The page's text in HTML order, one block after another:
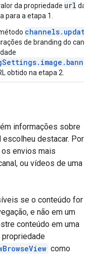
da propriedade url da
para a etapa 1.
channels.update
de branding do
obtido na etapa 2.
informações sobre
escolheu destacar. Por
envios mais
ou vídeos de uma
se o conteúdo for
e não em um
conteúdo em uma
propriedade
como